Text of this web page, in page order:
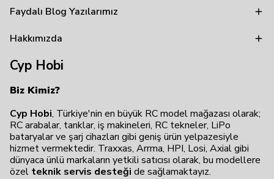
Faydalı Blog Yazılarımız
Hakkımızda
Cyp Hobi
Biz Kimiz?
Cyp Hobi, Türkiye'nin en büyük RC model mağazası olarak;
RC arabalar, tanklar, iş makineleri, RC tekneler, LiPo
bataryalar ve şarj cihazları gibi geniş ürün yelpazesiyle
hizmet vermektedir. Traxxas, Arrma, HPI, Losi, Axial gibi
dünyaca ünlü markaların yetkili satıcısı olarak, bu modellere
özel teknik servis desteği de sağlamaktayız.